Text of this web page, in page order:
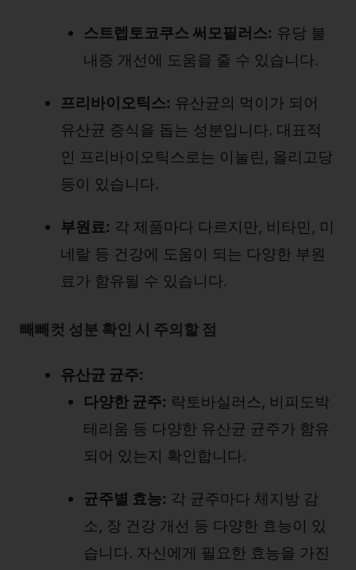
스트렙토코쿠스 써모필러스: 유당 불
내증 개선에 도움을 줄 수 있습니다.
프리바이오틱스: 유산균의 먹이가 되어
유산균 증식을 돕는 성분입니다. 대표적
인 프리바이오틱스로는 이눌린, 올리고당
등이 있습니다.
부원료: 각 제품마다 다르지만, 비타민, 미
네랄 등 건강에 도움이 되는 다양한 부원
료가 함유될 수 있습니다.
빼빼컷 성분 확인 시 주의할 점
유산균 균주:
다양한 균주: 락토바실러스, 비피도박
테리움 등 다양한 유산균 균주가 함유
되어 있는지 확인합니다.
균주별 효능: 각 균주마다 체지방 감
소, 장 건강 개선 등 다양한 효능이 있
습니다. 자신에게 필요한 효능을 가진